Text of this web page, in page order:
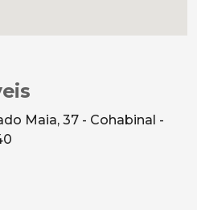
Maia, 37 - Cohabinal -